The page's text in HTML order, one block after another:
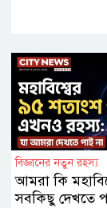
বিজ্ঞানের নতুন রহস্য
আমরা কি
সবকিছু দেখতে